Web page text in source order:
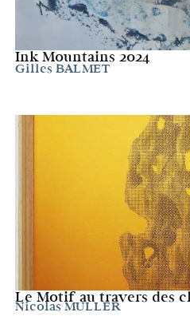
Ink Mountains 2024
Gilles BALMET
Le Motif au travers des
Nicolas MULLER